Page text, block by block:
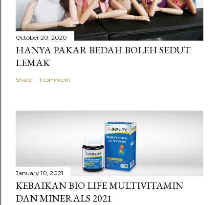
October 20, 2020
HANYA PAKAR BEDAH BOLEH SEDUT
LEMAK
Share 1 comment
January 10, 2021
KEBAIKAN BIO LIFE MULTIVITAMIN
DAN MINERALS 2021